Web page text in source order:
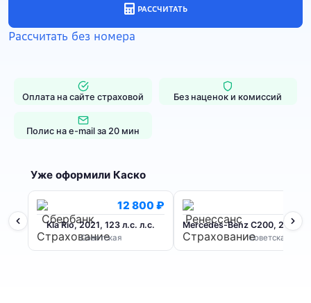
Оплата на сайте страховой Без наценок и комиссий
Полис на e-mail за 20 мин
Уже оформили Каско
12 800 ₽
Kia Rio, 2021, 123 л.с. л.с.
Советская
Mercedes-Benz C200, 2020,
Советская